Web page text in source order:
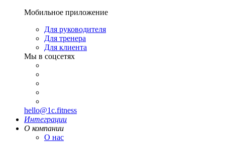
Мобильное приложение
Для руководителя
Для тренера
Для клиента
Мы в соцсетях
hello@1c.fitness
Интеграции
О компании
О нас